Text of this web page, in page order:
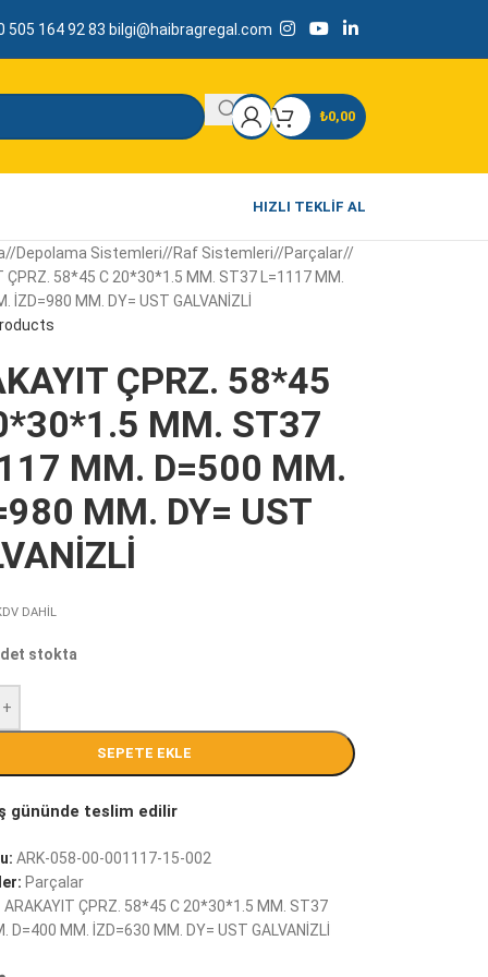
164 92 83 bilgi@haibragregal.com
₺0,00
HIZLI TEKLIF AL
/ Depolama Sistemleri/ Raf Sistemleri/ Parçalar/
ÇPRZ. 58*45 C 20*30*1.5 MM. ST37 L=1117 MM.
İZD=980 MM. DY= UST GALVANİZLİ
ÇPRZ. 58*45
MM. ST37
MM. D=500 MM.
MM. DY= UST
DAHİL
stokta
+
SEPETE EKLE
ARK-058-00-001117-15-002
Parçalar
ARAKAYIT ÇPRZ. 58*45 C 20*30*1.5 MM. ST37
D=400 MM. İZD=630 MM. DY= UST GALVANİZLİ